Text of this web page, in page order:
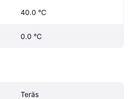
40.0 °C
0.0 °C
Teräs